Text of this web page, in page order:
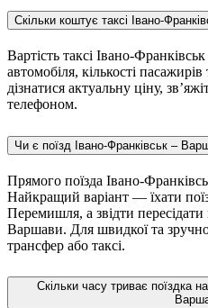
Скільки коштує таксі Івано-
Вартість таксі Івано-
автомобіля, кількості
дізнатися актуальну ціну,
телефоном.
Чи є поїзд Івано-Франківськ –
Прямого поїзда Івано-
Найкращий варіант — їхати
Перемишля, а звідти
Варшави. Для швидкої та
трансфер або таксі.
Скільки часу триває поїздка